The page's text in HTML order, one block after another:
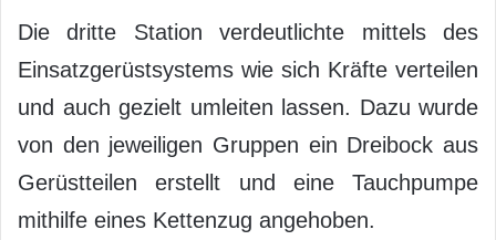
Die dritte Station verdeutlichte mittels des
Einsatzgerüstsystems wie sich Kräfte verteilen
und auch gezielt umleiten lassen. Dazu wurde
von den jeweiligen Gruppen ein Dreibock aus
Gerüstteilen erstellt und eine Tauchpumpe
mithilfe eines Kettenzug angehoben.